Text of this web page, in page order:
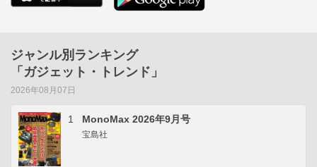
ジャンル別ランキング
「ガジェット・トレンド」
2026年08月07日
1 MonoMax 2026年9月号
宝島社